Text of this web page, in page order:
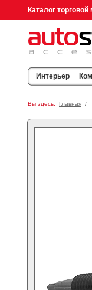
Каталог торговой
Интерьер
Вы здесь: Главная /